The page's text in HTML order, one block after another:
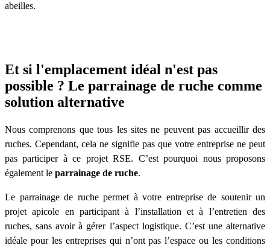
abeilles.
Et si l'emplacement idéal n'est pas
possible ? Le parrainage de ruche comme
solution alternative
Nous comprenons que tous les sites ne peuvent pas accueillir des
ruches. Cependant, cela ne signifie pas que votre entreprise ne peut
pas participer à ce projet RSE. C’est pourquoi nous proposons
également le parrainage de ruche.
Le parrainage de ruche permet à votre entreprise de soutenir un
projet apicole en participant à l’installation et à l’entretien des
ruches, sans avoir à gérer l’aspect logistique. C’est une alternative
idéale pour les entreprises qui n’ont pas l’espace ou les conditions